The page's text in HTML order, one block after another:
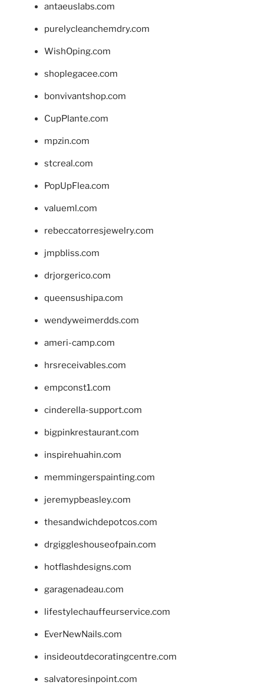
antaeuslabs.com
purelycleanchemdry.com
WishOping.com
shoplegacee.com
bonvivantshop.com
CupPlante.com
mpzin.com
stcreal.com
PopUpFlea.com
valueml.com
rebeccatorresjewelry.com
jmpbliss.com
drjorgerico.com
queensushipa.com
wendyweimerdds.com
ameri-camp.com
hrsreceivables.com
empconst1.com
cinderella-support.com
bigpinkrestaurant.com
inspirehuahin.com
memmingerspainting.com
jeremypbeasley.com
thesandwichdepotcos.com
drgiggleshouseofpain.com
hotflashdesigns.com
garagenadeau.com
lifestylechauffeurservice.com
EverNewNails.com
insideoutdecoratingcentre.com
salvatoresinpoint.com